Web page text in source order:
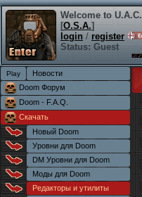
Welcome to U.A.C.
[O.S.A.]
login / register
Status: Guest
Новости
Doom Форум
Doom - F.A.Q.
Скачать
Новый Doom
Уровни для Doom
DM Уровни для Doom
Моды для Doom
Редакторы и утилиты